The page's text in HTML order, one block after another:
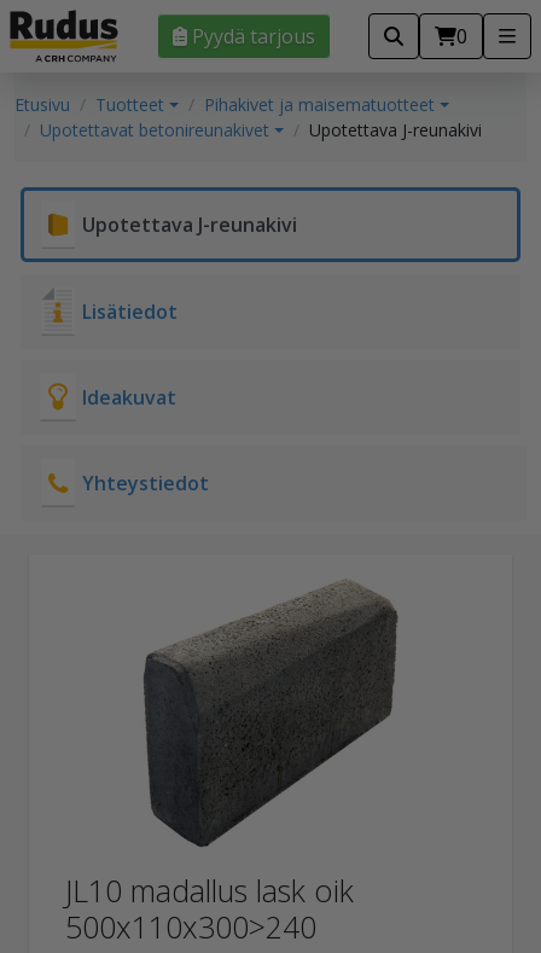
Pyydä tarjous 0
Etusivu Tuotteet
Pihakivet ja maisematuotteet
Upotettavat betonireunakivet
Upotettava J-reunakivi
Upotettava J-reunakivi
Lisätiedot
Ideakuvat
Yhteystiedot
JL10 madallus lask oik
500x110x300>240